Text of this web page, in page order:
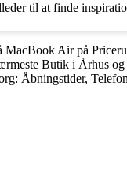
til at finde
MacBook Air på
Butik i Århus
Åbningstider,